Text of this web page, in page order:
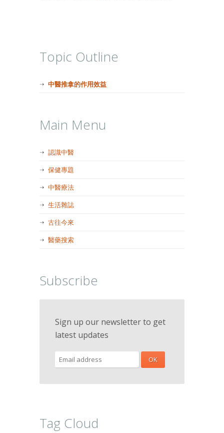
Topic Outline
中醫推拿的作用效益
Main Menu
認識中醫
保健專題
中醫療法
生活雜誌
古往今來
醫藥搜索
Subscribe
Sign up our newsletter to get
latest updates
Tag Cloud